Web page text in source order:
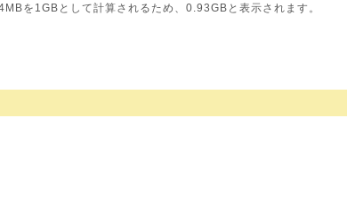
を1GBとして計算されるため、0.93GBと表示されます。